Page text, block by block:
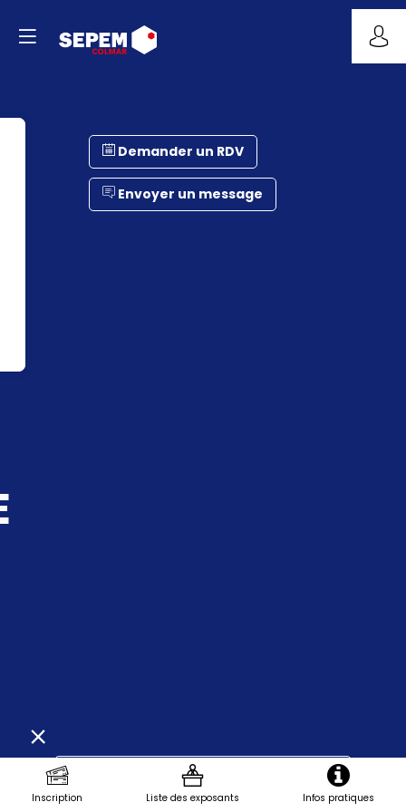
Demander un RDV
Envoyer un message
Demander un RDV
Envoyer un message
Inscription Liste des exposants Infos pratiques